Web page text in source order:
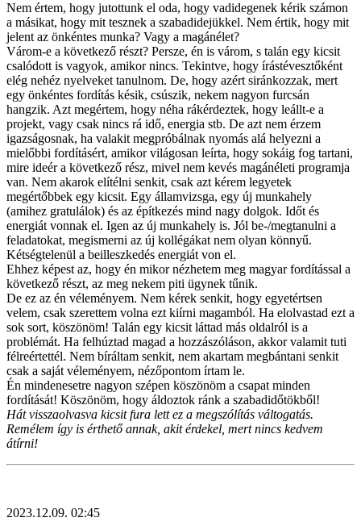
Nem értem, hogy jutottunk el oda, hogy vadidegenek kérik számon
a másikat, hogy mit tesznek a szabadidejükkel. Nem értik, hogy mit
jelent az önkéntes munka? Vagy a magánélet?
Várom-e a következő részt? Persze, én is várom, s talán egy kicsit
csalódott is vagyok, amikor nincs. Tekintve, hogy írástévesztőként
elég nehéz nyelveket tanulnom. De, hogy azért siránkozzak, mert
egy önkéntes fordítás késik, csúszik, nekem nagyon furcsán
hangzik. Azt megértem, hogy néha rákérdeztek, hogy leállt-e a
projekt, vagy csak nincs rá idő, energia stb. De azt nem érzem
igazságosnak, ha valakit megpróbálnak nyomás alá helyezni a
mielőbbi fordításért, amikor világosan leírta, hogy sokáig fog tartani,
mire ideér a következő rész, mivel nem kevés magánéleti programja
van. Nem akarok elítélni senkit, csak azt kérem legyetek
megértőbbek egy kicsit. Egy államvizsga, egy új munkahely
(amihez gratulálok) és az építkezés mind nagy dolgok. Időt és
energiát vonnak el. Igen az új munkahely is. Jól be-/megtanulni a
feladatokat, megismerni az új kollégákat nem olyan könnyű.
Kétségtelenül a beilleszkedés energiát von el.
Ehhez képest az, hogy én mikor nézhetem meg magyar fordítással a
következő részt, az meg nekem piti ügynek tűnik.
De ez az én véleményem. Nem kérek senkit, hogy egyetértsen
velem, csak szerettem volna ezt kiírni magamból. Ha elolvastad ezt a
sok sort, köszönöm! Talán egy kicsit láttad más oldalról is a
problémát. Ha felhúztad magad a hozzászóláson, akkor valamit tuti
félreértettél. Nem bíráltam senkit, nem akartam megbántani senkit
csak a saját véleményem, nézőpontom írtam le.
Én mindenesetre nagyon szépen köszönöm a csapat minden
fordítását! Köszönöm, hogy áldoztok ránk a szabadidőtökből!
Hát visszaolvasva kicsit fura lett ez a megszólítás váltogatás.
Remélem így is érthető annak, akit érdekel, mert nincs kedvem
átírni!
2023.12.09. 02:45